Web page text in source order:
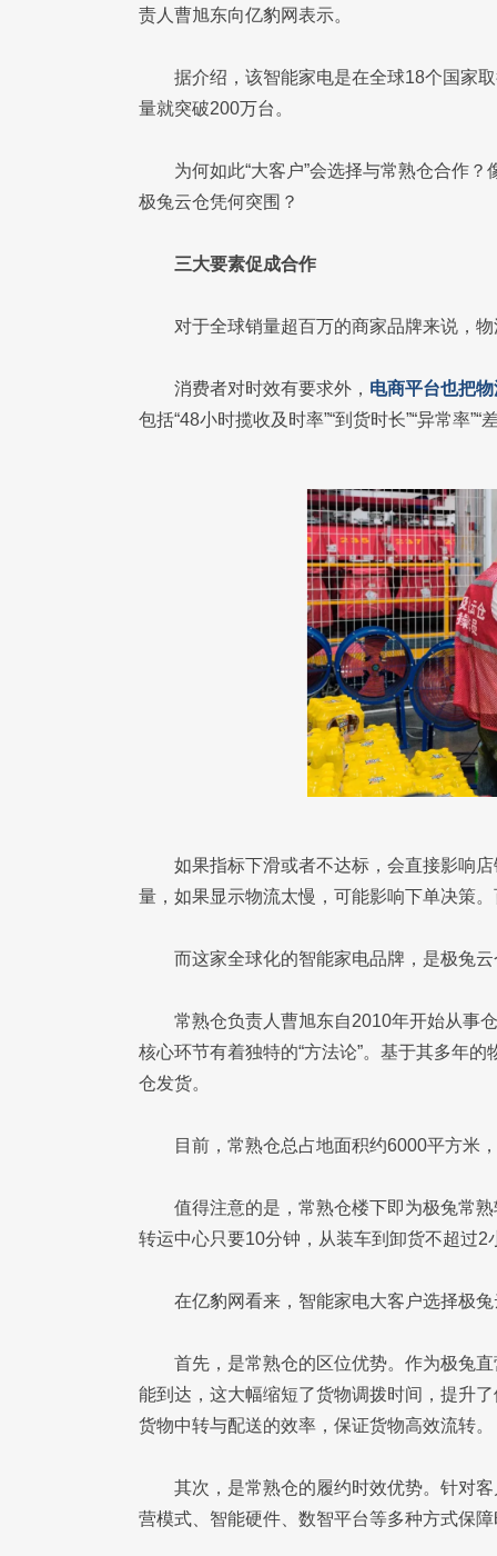
责人曹旭东向亿豹网表示。
据介绍，该智能家电是在全球18个国家
量就突破200万台。
为何如此“大客户”会选择与常熟仓合作
极兔云仓凭何突围？
三大要素促成合作
对于全球销量超百万的商家品牌来说，
消费者对时效有要求外， 电商平台也把
包括“48小时揽收及时率”“到货时长”“异常率”“
如果指标下滑或者不达标，会直接影响
量，如果显示物流太慢，可能影响下单决策
而这家全球化的智能家电品牌，是极兔
常熟仓负责人曹旭东自2010年开始从事
核心环节有着独特的“方法论”。基于其多年
仓发货。
目前，常熟仓总占地面积约6000平方米，
值得注意的是，常熟仓楼下即为极兔常
转运中心只要10分钟，从装车到卸货不超过2
在亿豹网看来，智能家电大客户选择极
首先，是常熟仓的区位优势。作为极兔
能到达，这大幅缩短了货物调拨时间，提升
货物中转与配送的效率，保证货物高效流转。
其次，是常熟仓的履约时效优势。针对
营模式、智能硬件、数智平台等多种方式保